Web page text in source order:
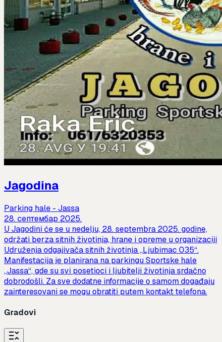
Jagodina
Parking hale - Jassa
28. септембар 2025.
U Jagodini će se u nedelju, 28. septembra 2025. godine,
održati berza sitnih životinja, hrane i opreme u organizaciji
Udruženja odgajivača sitnih životinja „Ljubimac 035“.
Manifestacija je planirana na parkingu Sportske hale
„Jassa“, gde su svi posetioci i ljubitelji životinja srdačno
dobrodošli. Za sve dodatne informacije o samom događaju
zainteresovani se mogu obratiti putem kontakt telefona.
Gradovi